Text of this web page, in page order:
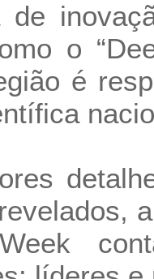
de
o
é
Week